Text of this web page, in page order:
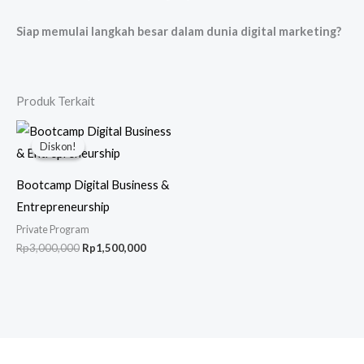
Siap memulai langkah besar dalam dunia digital marketing?
Produk Terkait
Diskon!
Diskon!
Bootcamp Digital Business &
Entrepreneurship
Private Program
Rp3,000,000
Harga
aslinya
adalah:
Rp1,500,000
Harga
saat
Rp1,500,000.